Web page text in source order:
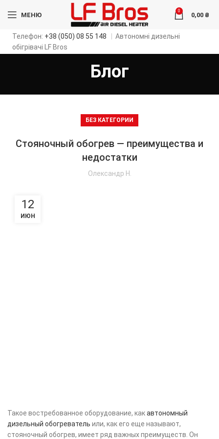
МЕНЮ
0
0,00 ₴
Телефон: +38 (050) 08 55 148
Автономні дизельні
обігрівачі LF Bros
Блог
БЕЗ КАТЕГОРИИ
Стояночный обогрев — преимущества и
недостатки
Олександр Н.
12
ИЮН
Такое востребованное оборудование, какавтономный
дизельный обогреватель или, как его еще называют,
стояночный обогрев, имеет ряд важных преимуществ. Он